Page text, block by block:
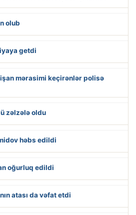
olub
getdi
mərasimi keçirənlər polisə
zəlzələ oldu
həbs edildi
oğurluq edildi
atası da vəfat etdi